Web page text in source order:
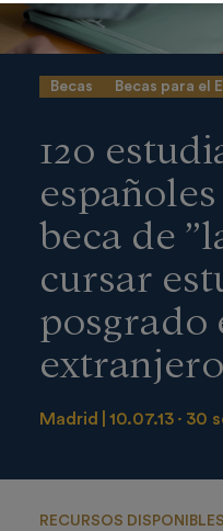
Becas Becas para el
120
beca de
cursar
posgrado
extranjero
Madrid 10.07.13 30
RECURSOS DISPONIBLES